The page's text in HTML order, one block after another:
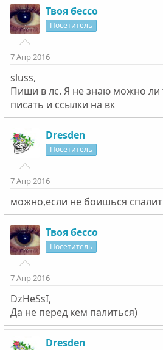
Твоя бессо
Посетитель
7 Апр 2016
sluss,
Пиши в лс. Я не знаю можно ли
писать и ссылки на вк
Dresden
Посетитель
7 Апр 2016
можно,если не боишься
Твоя бессо
Посетитель
7 Апр 2016
DzHeSsI,
Да не перед кем палиться)
Dresden